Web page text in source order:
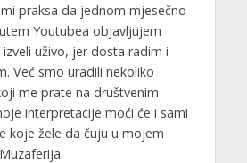
praksa da jednom mjesečno
Youtubea objavljujem
uživo, jer dosta radim i
Već smo uradili nekoliko
me prate na društvenim
interpretacije moći će i sami
koje žele da čuju u mojem